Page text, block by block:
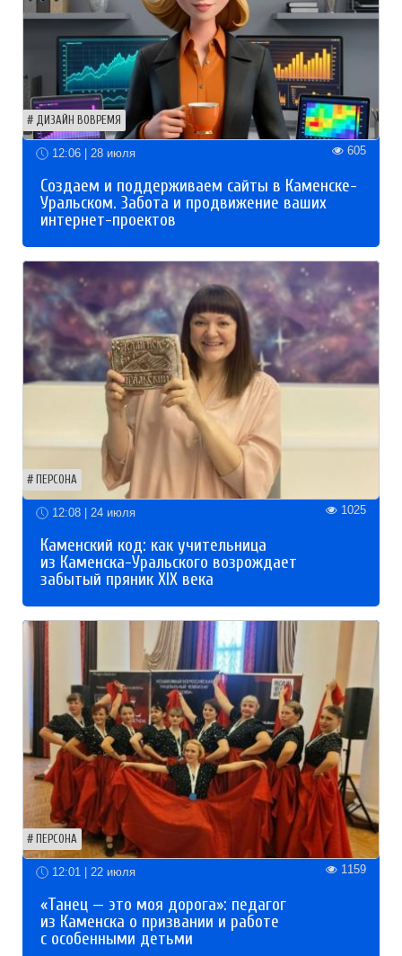
ДИЗАЙН ВОВРЕМЯ
12:06 | 28 июля 605
Создаем и поддерживаем сайты в Каменске-
Уральском. Забота и продвижение ваших
интернет-проектов
ПЕРСОНА
12:08 | 24 июля 1025
Каменский код: как учительница
из Каменска-Уральского возрождает
забытый пряник XIX века
ПЕРСОНА
12:01 | 22 июля 1159
«Танец — это моя дорога»: педагог
из Каменска о призвании и работе
с особенными детьми